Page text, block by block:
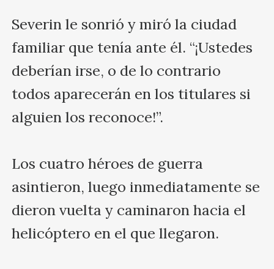
Severin le sonrió y miró la ciudad
familiar que tenía ante él. “¡Ustedes
deberían irse, o de lo contrario
todos aparecerán en los titulares si
alguien los reconoce!”.
Los cuatro héroes de guerra
asintieron, luego inmediatamente se
dieron vuelta y caminaron hacia el
helicóptero en el que llegaron.